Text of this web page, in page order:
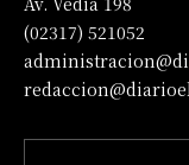
(02317) 521052